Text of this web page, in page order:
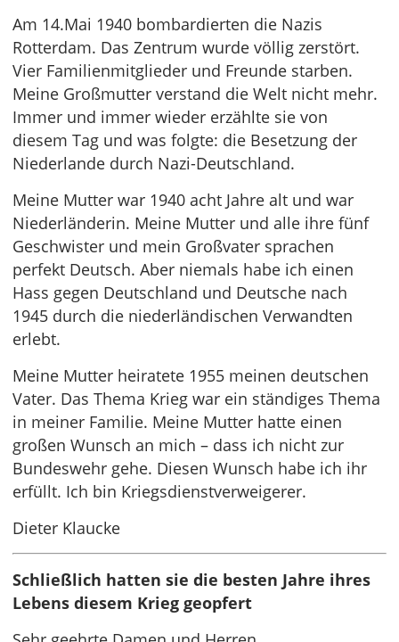
Am 14.Mai 1940 bombardierten die Nazis
Rotterdam. Das Zentrum wurde völlig zerstört.
Vier Familienmitglieder und Freunde starben.
Meine Großmutter verstand die Welt nicht mehr.
Immer und immer wieder erzählte sie von
diesem Tag und was folgte: die Besetzung der
Niederlande durch Nazi-Deutschland.
Meine Mutter war 1940 acht Jahre alt und war
Niederländerin. Meine Mutter und alle ihre fünf
Geschwister und mein Großvater sprachen
perfekt Deutsch. Aber niemals habe ich einen
Hass gegen Deutschland und Deutsche nach
1945 durch die niederländischen Verwandten
erlebt.
Meine Mutter heiratete 1955 meinen deutschen
Vater. Das Thema Krieg war ein ständiges Thema
in meiner Familie. Meine Mutter hatte einen
großen Wunsch an mich – dass ich nicht zur
Bundeswehr gehe. Diesen Wunsch habe ich ihr
erfüllt. Ich bin Kriegsdienstverweigerer.
Dieter Klaucke
Schließlich hatten sie die besten Jahre ihres
Lebens diesem Krieg geopfert